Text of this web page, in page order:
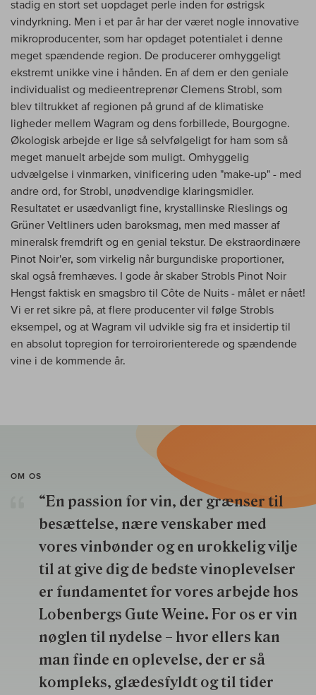
stadig en stort set uopdaget perle inden for østrigsk
vindyrkning. Men i et par år har der været nogle innovative
mikroproducenter, som har opdaget potentialet i denne
meget spændende region. De producerer omhyggeligt
ekstremt unikke vine i hånden. En af dem er den geniale
individualist og medieentreprenør Clemens Strobl, som
blev tiltrukket af regionen på grund af de klimatiske
ligheder mellem Wagram og dens forbillede, Bourgogne.
Økologisk arbejde er lige så selvfølgeligt for ham som så
meget manuelt arbejde som muligt. Omhyggelig
udvælgelse i vinmarken, vinificering uden "make-up" - med
andre ord, for Strobl, unødvendige klaringsmidler.
Resultatet er usædvanligt fine, krystallinske Rieslings og
Grüner Veltliners uden baroksmag, men med masser af
mineralsk fremdrift og en genial tekstur. De ekstraordinære
Pinot Noir'er, som virkelig når burgundiske proportioner,
skal også fremhæves. I gode år skaber Strobls Pinot Noir
Hengst faktisk en smagsbro til Côte de Nuits - målet er nået!
Vi er ret sikre på, at flere producenter vil følge Strobls
eksempel, og at Wagram vil udvikle sig fra et insidertip til
en absolut topregion for terroirorienterede og spændende
vine i de kommende år.
OM OS
“En passion for vin, der grænser til
besættelse, nære venskaber med
vores vinbønder og en urokkelig vilje
til at give dig de bedste vinoplevelser
er fundamentet for vores arbejde hos
Lobenbergs Gute Weine. For os er vin
nøglen til nydelse – hvor ellers kan
man finde en oplevelse, der er så
kompleks, glædesfyldt og til tider